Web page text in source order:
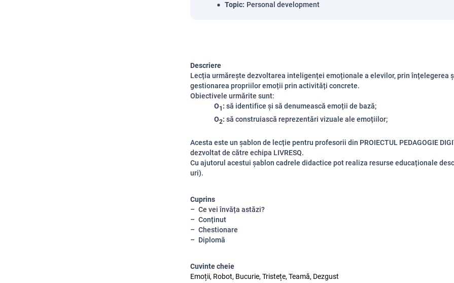
Topic: Personal development
Descriere
Lecția urmărește dezvoltarea inteligenței emoționale a elevilor, prin înțelegerea
gestionarea propriilor emoții prin activități concrete.
Obiectivele urmărite sunt:
O1 :să identifice și să denumească emoții de bază;
O2:să construiască reprezentări vizuale ale emoțiilor;
Acesta este un șablon de lecție pentru profesorii din PROIECTUL PEDAGOGIE
dezvoltat de către echipa LIVRESQ.
Cu ajutorul acestui șablon cadrele didactice pot realiza resurse educaționale
uri).
Cuprins
Ce vei învăța astăzi?
Conținut
Chestionare
Diplomă
Cuvinte cheie
Emoții, Robot, Bucurie, Tristețe, Teamă, Dezgust